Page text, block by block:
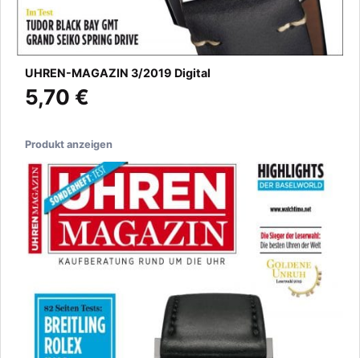
UHREN-MAGAZIN 3/2019 Digital
5,70 €
Produkt anzeigen